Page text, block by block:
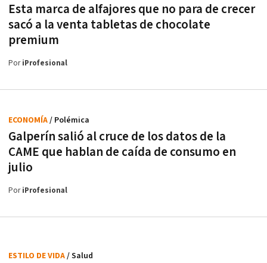
Esta marca de alfajores que no para de crecer
sacó a la venta tabletas de chocolate
premium
PoriProfesional
Galperín salió al cruce de los datos de la
CAME que hablan de caída de consumo en
julio
ECONOMÍA/ Polémica
PoriProfesional
ESTILO DE VIDA/ Salud